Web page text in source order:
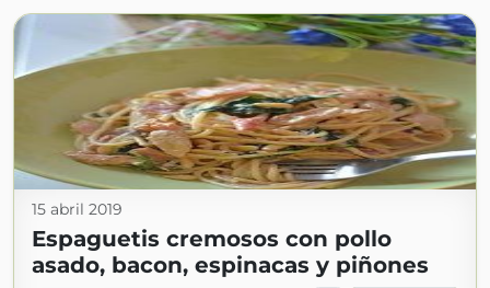
15 abril 2019
Espaguetis cremosos con pollo
asado, bacon, espinacas y piñones